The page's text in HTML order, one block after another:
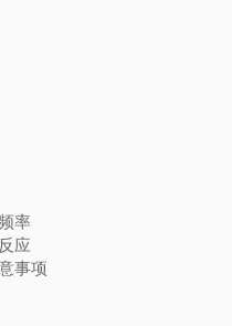
率
应
事项